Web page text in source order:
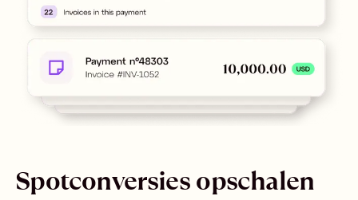
Spotconversies opschalen